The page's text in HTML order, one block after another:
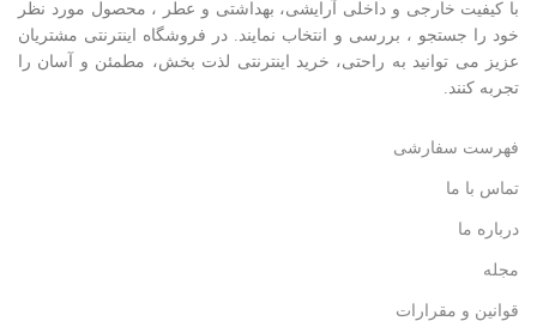
با کيفيت خارجی و داخلی آرایشی، بهداشتی و عطر ، محصول مورد نظر
خود را جستجو ، بررسی و انتخاب نمايند. در فروشگاه اینترنتی مشتريان
عزیز می توانيد به راحتی، خرید اینترنتی لذت بخش، مطمئن و آسان را
تجربه کنند.
فهرست سفارشی
تماس با ما
درباره ما
مجله
قوانین و مقرارات